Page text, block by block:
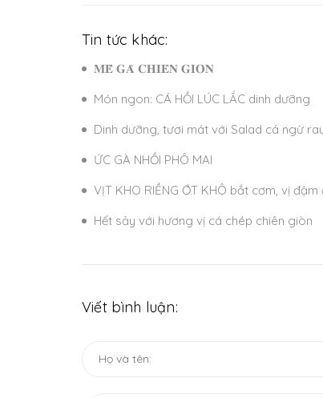
Tin tức khác:
𝐌𝐄̂̀ 𝐆𝐀̀ 𝐂𝐇𝐈𝐄̂𝐍 𝐆𝐈𝐎̀𝐍
Món ngon: CÁ HỒI LÚC LẮC dinh dưỡng
Dinh dưỡng, tươi mát với Salad cá ngừ
ỨC GÀ NHỒI PHÔ MAI
VỊT KHO RIỀNG ỚT KHÔ bắt cơm, vị đậm
Hết sảy với hương vị cá chép chiên giòn
Viết bình luận: